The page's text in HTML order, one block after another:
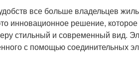
все больше владельцев
инновационное решение,
стильный и современный вид.
с помощью соединительных